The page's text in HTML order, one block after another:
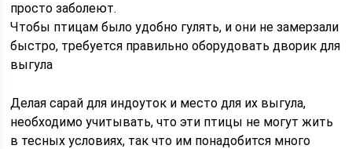
просто заболеют.
Чтобы птицам было удобно гулять, и они не замерзали
быстро, требуется правильно оборудовать дворик для
выгула
Делая сарай для индоуток и место для их выгула,
необходимо учитывать, что эти птицы не могут жить
в тесных условиях, так что им понадобится много